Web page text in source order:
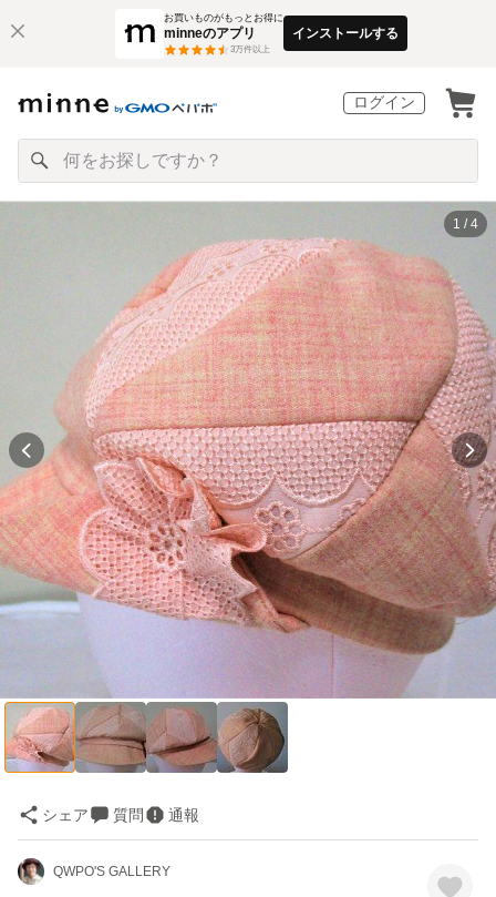
お買いものがもっとお得に
minneのアプリ
3万件以上
インストールする
ログイン
1 / 4
シェア 質問 通報
QWPO'S GALLERY